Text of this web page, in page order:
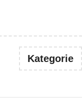
Kategorie